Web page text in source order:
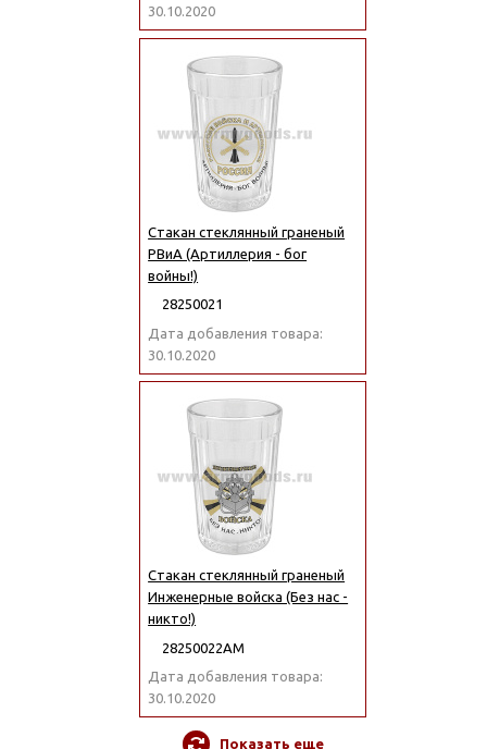
30.10.2020
Стакан стеклянный граненый
РВиА (Артиллерия - бог
войны!)
28250021
Дата добавления товара:
30.10.2020
Стакан стеклянный граненый
Инженерные войска (Без нас -
никто!)
28250022АМ
Дата добавления товара:
30.10.2020
Показать еще